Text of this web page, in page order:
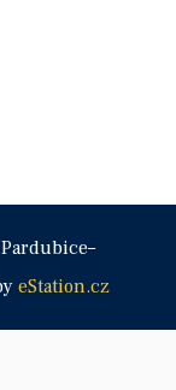
eStation.cz